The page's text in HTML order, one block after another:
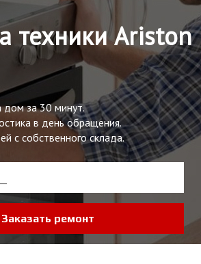
техники Ariston
дом за 30 минут.
в день обращения.
с собственного склада.
Заказать ремонт